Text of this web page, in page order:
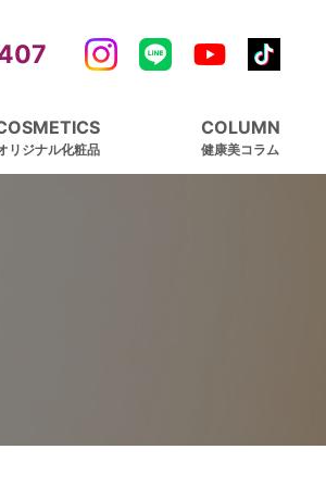
リジナル化粧品
COLUMN
健康美コラム